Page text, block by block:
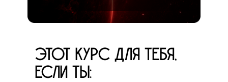
ЭТОТ КУРС ДЛЯ ТЕБЯ,
ЕСЛИ ТЫ: